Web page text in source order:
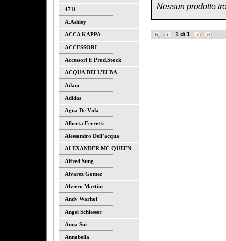
4711
A.ashley
ACCA KAPPA
ACCESSORI
Accessori E Prod.stock
ACQUA DELL'ELBA
Adam
Adidas
Agua De Vida
Alberta Ferretti
Alessandro Dell’acqua
ALEXANDER MC QUEEN
Alfred Sung
Alvarez Gomez
Alviero Martini
Andy Warhol
Angel Schlesser
Anna Sui
Annabella
1di 1
Nessun prodotto